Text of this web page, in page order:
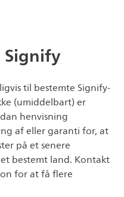
Signify
til bestemte Signify-
(umiddelbart) er
henvisning
af eller garanti for, at
på et senere
bestemt land. Kontakt
for at få flere